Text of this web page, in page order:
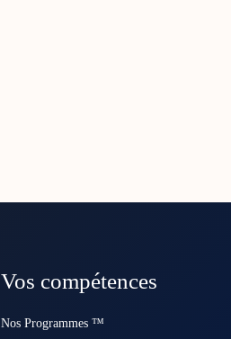
Vos compétences
Nos Programmes ™️